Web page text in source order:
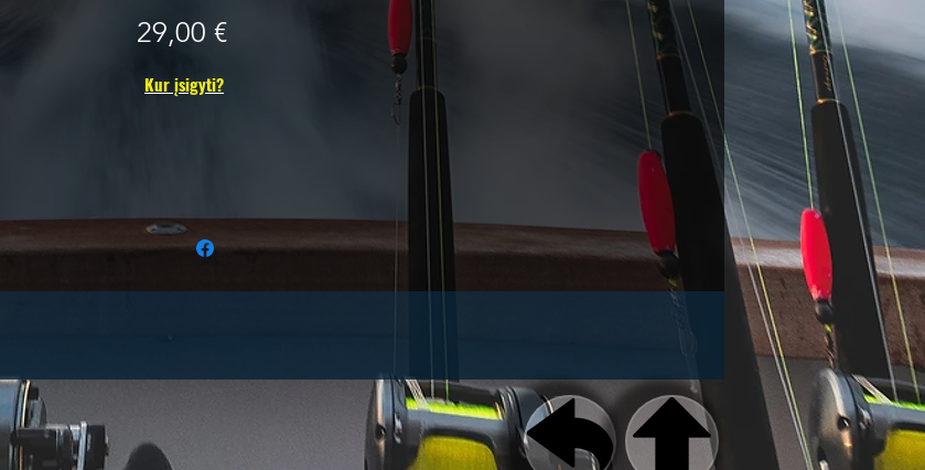
29,00 €Price
Kur įsigyti?